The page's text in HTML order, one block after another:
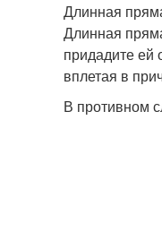
Длинная
Длинная
придадите ей
вплетая в
В противном